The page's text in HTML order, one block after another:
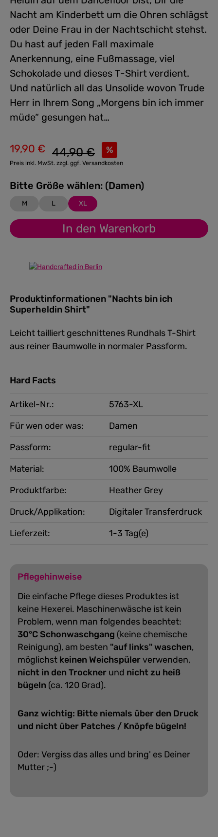
Nacht am Kinderbett um die Ohren schlägst
oder Deine Frau in der Nachtschicht stehst.
Du hast auf jeden Fall maximale
Anerkennung, eine Fußmassage, viel
Schokolade und dieses T-Shirt verdient.
Und natürlich all das Unsolide wovon Trude
Herr in Ihrem Song „Morgens bin ich immer
müde“ gesungen hat…
Verkaufspreis:
19,90 € %
Regulärer Preis:
44,90 €
Preis inkl. MwSt. zzgl. ggf. Versandkosten
Bitte Größe wählen: (Damen)
M L XL
In den Warenkorb
Produktinformationen "Nachts bin ich
Superheldin Shirt"
Leicht tailliert geschnittenes Rundhals T-Shirt
aus reiner Baumwolle in normaler Passform.
Hard Facts
Artikel-Nr.:
5763-XL
Für wen oder was:
Damen
Produktfarbe:
Heather Grey
Druck/Applikation:
Digitaler Transferdruck
Passform:
regular-fit
Material:
100% Baumwolle
Lieferzeit: 1-3 Tag(e)
Pflegehinweise
Die einfache Pflege dieses Produktes ist
keine Hexerei. Maschinenwäsche ist kein
Problem, wenn man folgendes beachtet:
30°C Schonwaschgang (keine chemische
Reinigung), am besten "auf links" waschen,
möglichst keinen Weichspülerverwenden,
nicht in den Trockner und nicht zu heiß
bügeln (ca. 120 Grad).
Ganz wichtig: Bitte niemals über den Druck
und nicht über Patches / Knöpfe bügeln!
Oder: Vergiss das alles und bring' es Deiner
Mutter ;-)